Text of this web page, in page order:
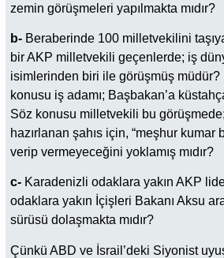
zemin görüşmeleri yapılmakta mıdır?
b- Beraberinde 100 milletvekilini
bir AKP milletvekili geçenlerde; iş
isimlerinden biri ile görüşmüş müdür?
konusu iş adamı; Başbakan’a
Söz konusu milletvekili bu
hazırlanan şahıs için, “meşhur kumar
verip vermeyeceğini yoklamış mıdır?
c- Karadenizli odaklara yakın AKP
odaklara yakın İçişleri Bakanı Aksu
sürüsü dolaşmakta mıdır?
Çünkü ABD ve İsrail’deki Siyonist